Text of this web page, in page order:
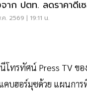
าก ปตท. ลดราคาดีเ
ตางค์
. 2569 | 19:11 น.
ทรทัศน์ Press TV ขอ
บฮอร์มุซด้วย แผนการ